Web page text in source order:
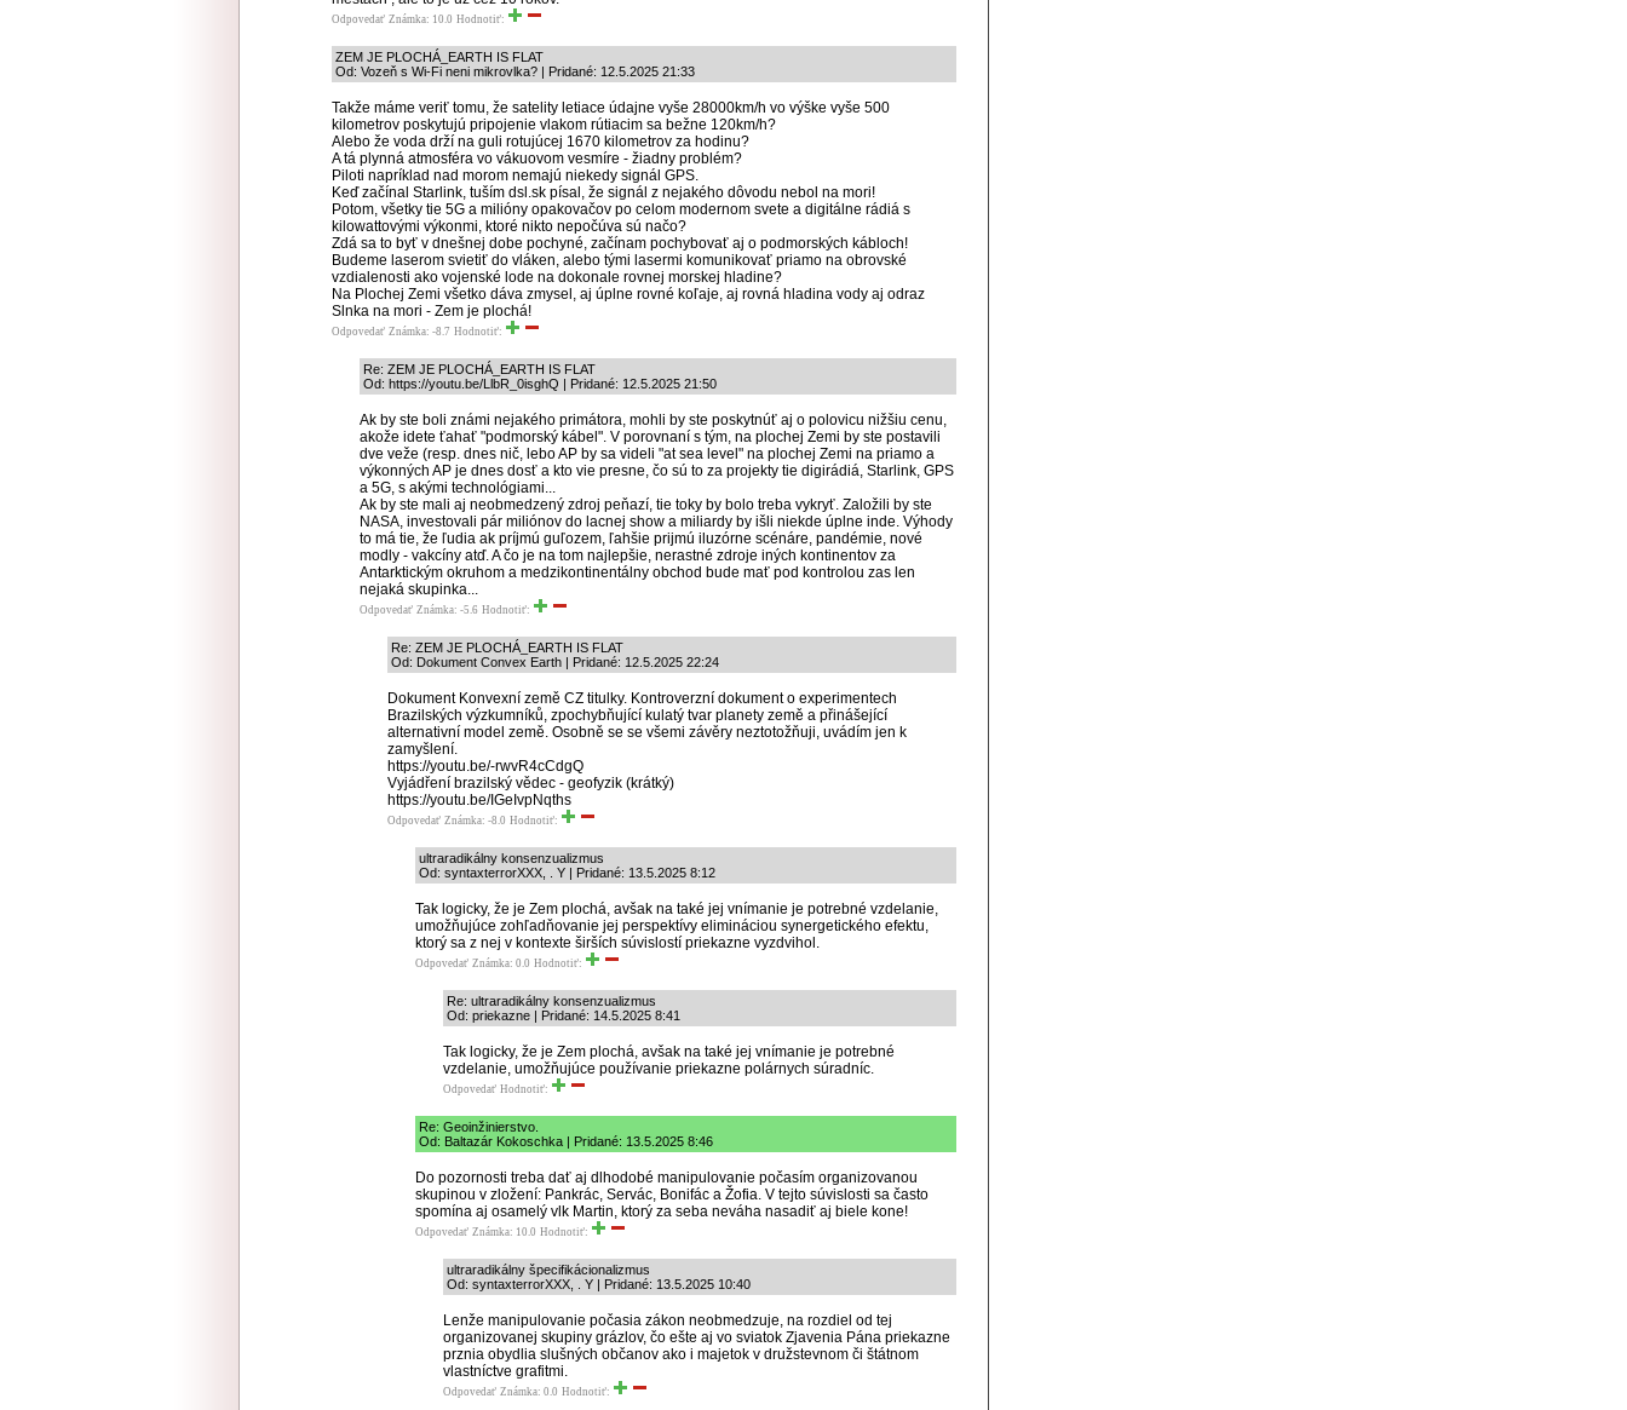
Odpovedať Známka: 10.0 Hodnotiť:
ZEM JE PLOCHÁ_EARTH IS FLAT
Od: Vozeň s Wi-Fi neni mikrovlka? | Pridané: 12.5.2025 21:33
Takže máme veriť tomu, že satelity letiace údajne vyše 28000km/h vo výške vyše 500
kilometrov poskytujú pripojenie vlakom rútiacim sa bežne 120km/h?
Alebo že voda drží na guli rotujúcej 1670 kilometrov za hodinu?
A tá plynná atmosféra vo vákuovom vesmíre - žiadny problém?
Piloti napríklad nad morom nemajú niekedy signál GPS.
Keď začínal Starlink, tuším dsl.sk písal, že signál z nejakého dôvodu nebol na mori!
Potom, všetky tie 5G a milióny opakovačov po celom modernom svete a digitálne rádiá s
kilowattovými výkonmi, ktoré nikto nepočúva sú načo?
Zdá sa to byť v dnešnej dobe pochyné, začínam pochybovať aj o podmorských kábloch!
Budeme laserom svietiť do vláken, alebo tými lasermi komunikovať priamo na obrovské
vzdialenosti ako vojenské lode na dokonale rovnej morskej hladine?
Na Plochej Zemi všetko dáva zmysel, aj úplne rovné koľaje, aj rovná hladina vody aj odraz
Slnka na mori - Zem je plochá!
Odpovedať Známka: -8.7 Hodnotiť:
Re: ZEM JE PLOCHÁ_EARTH IS FLAT
Od: https://youtu.be/LlbR_0isghQ | Pridané: 12.5.2025 21:50
Ak by ste boli známi nejakého primátora, mohli by ste poskytnúť aj o polovicu nižšiu cenu,
akože idete ťahať "podmorský kábel". V porovnaní s tým, na plochej Zemi by ste postavili
dve veže (resp. dnes nič, lebo AP by sa videli "at sea level" na plochej Zemi na priamo a
výkonných AP je dnes dosť a kto vie presne, čo sú to za projekty tie digirádiá, Starlink, GPS
a 5G, s akými technológiami...
Ak by ste mali aj neobmedzený zdroj peňazí, tie toky by bolo treba vykryť. Založili by ste
NASA, investovali pár miliónov do lacnej show a miliardy by išli niekde úplne inde. Výhody
to má tie, že ľudia ak príjmú guľozem, ľahšie prijmú iluzórne scénáre, pandémie, nové
modly - vakcíny atď. A čo je na tom najlepšie, nerastné zdroje iných kontinentov za
Antarktickým okruhom a medzikontinentálny obchod bude mať pod kontrolou zas len
nejaká skupinka...
Odpovedať Známka: -5.6 Hodnotiť:
Re: ZEM JE PLOCHÁ_EARTH IS FLAT
Od: Dokument Convex Earth | Pridané: 12.5.2025 22:24
Dokument Konvexní země CZ titulky. Kontroverzní dokument o experimentech
Brazilských výzkumníků, zpochybňující kulatý tvar planety země a přinášející
alternativní model země. Osobně se se všemi závěry neztotožňuji, uvádím jen k
zamyšlení.
https://youtu.be/-rwvR4cCdgQ
Vyjádření brazilský vědec - geofyzik (krátký)
https://youtu.be/IGeIvpNqths
Odpovedať Známka: -8.0 Hodnotiť:
ultraradikálny konsenzualizmus
Od: syntaxterrorXXX, . Y | Pridané: 13.5.2025 8:12
Tak logicky, že je Zem plochá, avšak na také jej vnímanie je potrebné vzdelanie,
umožňujúce zohľadňovanie jej perspektívy elimináciou synergetického efektu,
ktorý sa z nej v kontexte širších súvislostí priekazne vyzdvihol.
Odpovedať Známka: 0.0 Hodnotiť:
Re: ultraradikálny konsenzualizmus
Od: priekazne | Pridané: 14.5.2025 8:41
Tak logicky, že je Zem plochá, avšak na také jej vnímanie je potrebné
vzdelanie, umožňujúce používanie priekazne polárnych súradníc.
Odpovedať Hodnotiť:
Re: Geoinžinierstvo.
Od: Baltazár Kokoschka | Pridané: 13.5.2025 8:46
Do pozornosti treba dať aj dlhodobé manipulovanie počasím organizovanou
skupinou v zložení: Pankrác, Servác, Bonifác a Žofia. V tejto súvislosti sa často
spomína aj osamelý vlk Martin, ktorý za seba neváha nasadiť aj biele kone!
Odpovedať Známka: 10.0 Hodnotiť:
ultraradikálny špecifikácionalizmus
Od: syntaxterrorXXX, . Y | Pridané: 13.5.2025 10:40
Lenže manipulovanie počasia zákon neobmedzuje, na rozdiel od tej
organizovanej skupiny grázlov, čo ešte aj vo sviatok Zjavenia Pána priekazne
prznia obydlia slušných občanov ako i majetok v družstevnom či štátnom
vlastníctve grafitmi.
Odpovedať Známka: 0.0 Hodnotiť: